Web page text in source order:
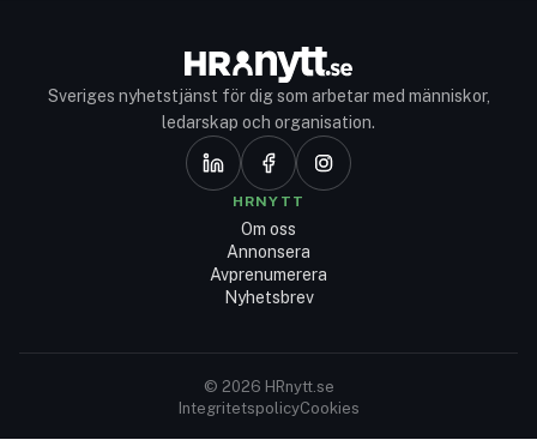
Sveriges nyhetstjänst för dig som arbetar med människor,
ledarskap och organisation.
HRNYTT
Om oss
Annonsera
Avprenumerera
Nyhetsbrev
© 2026 HRnytt.se
IntegritetspolicyCookies